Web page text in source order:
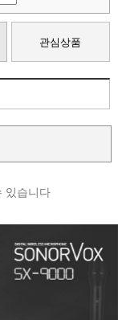
관심상품
있습니다